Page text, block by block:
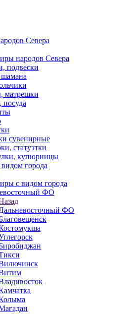
Севера
народов Севера
подвески
матрешки
посуда
сувенирные
статуэтки
купюрницы
города
с видом города
ФО
ФО